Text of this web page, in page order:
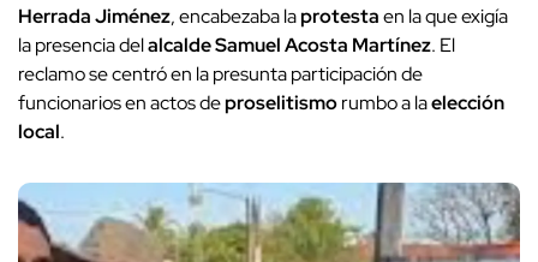
Herrada Jiménez, encabezaba laprotestaen la que exigía
la presencia delalcalde Samuel Acosta Martínez. El
reclamo se centró en la presunta participación de
funcionarios en actos deproselitismorumbo a laelección
local.